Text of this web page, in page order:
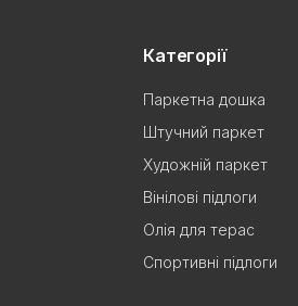
Категорії
Паркетна дошка
Штучний паркет
Художній паркет
Вінілові підлоги
Олія для терас
Спортивні підлоги